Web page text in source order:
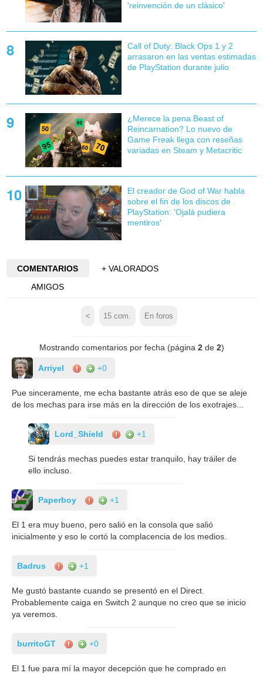
'reinvención de un clásico'
Call of Duty: Black Ops 1 y 2
arrasaron en las ventas estimadas
de PlayStation durante julio
¿Merece la pena Beast of
Reincarnation? Lo nuevo de
Game Freak llega con reseñas
variadas en Steam y Metacritic
El creador de God of War habla
sobre el fin de los discos de
PlayStation: 'Ojalá pudiera
mentiros'
COMENTARIOS
+ VALORADOS
AMIGOS
< 15 com. En foros
Mostrando comentarios por fecha (página 2de 2)
Arriyel +0
Pue sinceramente, me echa bastante atrás eso de que se aleje
de los mechas para irse más en la dirección de los exotrajes...
Lord_Shield +1
Si tendrás mechas puedes estar tranquilo, hay tráiler de
ello incluso.
Paperboy +1
El 1 era muy bueno, pero salió en la consola que salió
inicialmente y eso le cortó la complacencia de los medios.
Badrus +1
Me gustó bastante cuando se presentó en el Direct.
Probablemente caiga en Switch 2 aunque no creo que se inicio
ya veremos.
burritoGT +0
El 1 fue para mí la mayor decepción que he comprado en